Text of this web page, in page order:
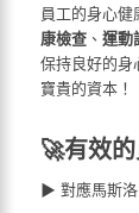
員工的身心
康檢查、 運動
保持良好的身
寶貴的資本！
🚀有效
▶ 對應馬斯